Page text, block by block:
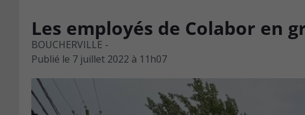
Les employés de Colabor en
BOUCHERVILLE -
Publié le 7 juillet 2022 à 11h07